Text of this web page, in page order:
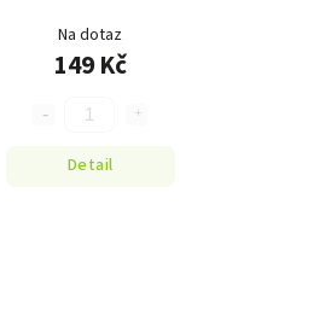
Na dotaz
149 Kč
Detail